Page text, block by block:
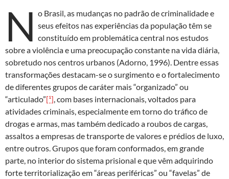
N o Brasil, as mudanças no padrão de criminalidade e
seus efeitos nas experiências da população têm se
constituído em problemática central nos estudos
sobre a violência e uma preocupação constante na vida diária,
sobretudo nos centros urbanos (Adorno, 1996). Dentre essas
transformações destacam-se o surgimento e o fortalecimento
de diferentes grupos de caráter mais “organizado” ou
“articulado”[¹], com bases internacionais, voltados para
atividades criminais, especialmente em torno do tráfico de
drogas e armas, mas também dedicado a roubos de cargas,
assaltos a empresas de transporte de valores e prédios de luxo,
entre outros. Grupos que foram conformados, em grande
parte, no interior do sistema prisional e que vêm adquirindo
forte territorialização em “áreas periféricas” ou “favelas” de